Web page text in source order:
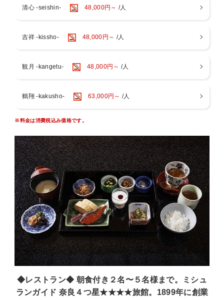
※100％ナチュラルのVegan対応スイーツです。
＊記念日・特別日でのご利用はご相談ください。
宿泊プランのお食事は各部屋タイプの通常コースですが、
アップグレードを希望される場合は事前にご相談ください。
＃四季亭＃旅館＃ホテル＃奈良＃奈良公園＃鹿＃春日大社＃一之
鳥居＃早朝散歩＃ミシュラン奈良に掲載＃1899年に創業＃和食＃
郷土料理＃大和路会席＃芸妓さんとお座敷遊び＃近鉄奈良駅から
徒歩10分
清心 -seishin- 48,000円～ /人
吉祥 -kissho- 48,000円～ /人
観月 -kangetu- 48,000円～ /人
鶴翔 -kakusho- 63,000円～ /人
※料金は消費税込み価格です。
◆レストラン◆ 朝食付き２名〜５名様まで。ミシュ
ランガイド 奈良４つ星★★★★旅館。1899年に創業